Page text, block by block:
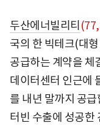
두산에너빌리티
국의 한 빅테크(대
공급하는 계약을 체
데이터센터 인근에
를 내년 말까지 공
터빈 수출에 성공한